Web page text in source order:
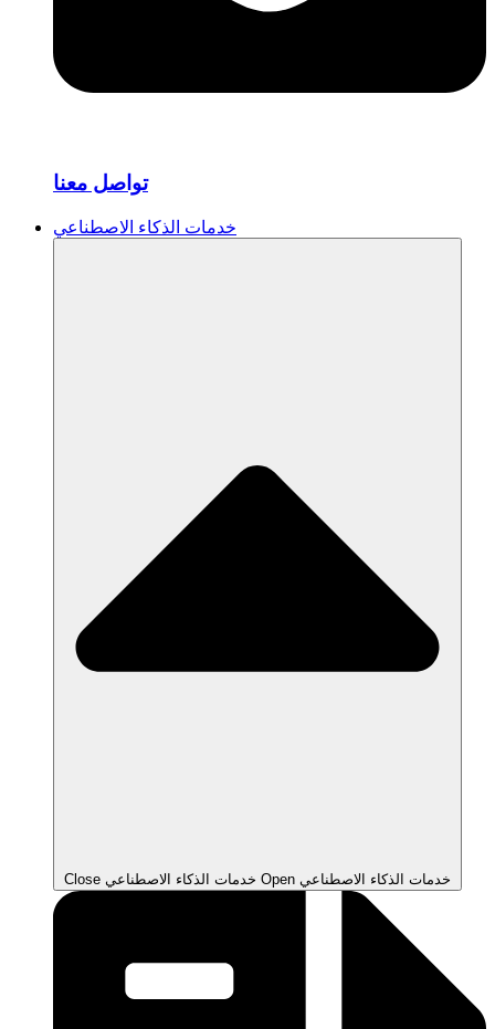
تواصل معنا
خدمات الذكاء الاصطناعي
Close خدمات الذكاء الاصطناعي Open خدمات الذكاء الاصطناعي